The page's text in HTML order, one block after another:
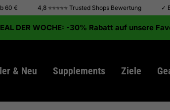
60 € 4,8 ⭐⭐⭐⭐⭐ Trusted Shops Bewertung ✓
DER WOCHE: -30% Rabatt auf unsere
& Neu Supplements Ziele